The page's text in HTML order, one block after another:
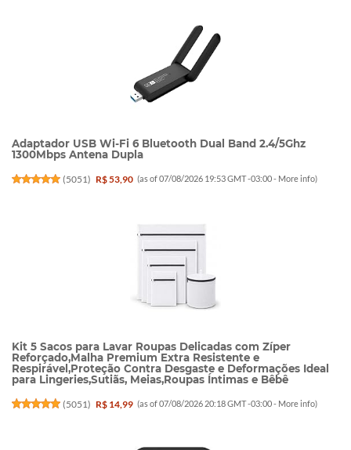
Adaptador USB Wi-Fi 6 Bluetooth Dual Band 2.4/5Ghz
1300Mbps Antena Dupla
(5051) R$ 53,90 (as of 07/08/2026 19:53 GMT -03:00 - More info)
Kit 5 Sacos para Lavar Roupas Delicadas com Zíper
Reforçado,Malha Premium Extra Resistente e
Respirável,Proteção Contra Desgaste e Deformações Ideal
para Lingeries,Sutiãs, Meias,Roupas Íntimas e Bêbê
(5051) R$ 14,99 (as of 07/08/2026 20:18 GMT -03:00 - More info)